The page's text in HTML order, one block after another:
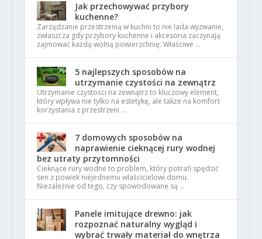
Jak przechowywać przybory
kuchenne?
Zarządzanie przestrzenią w kuchni to nie lada wyzwanie,
zwłaszcza gdy przybory kuchenne i akcesoria zaczynają
zajmować każdą wolną powierzchnię. Właściwe …
5 najlepszych sposobów na
utrzymanie czystości na zewnątrz
Utrzymanie czystości na zewnątrz to kluczowy element,
który wpływa nie tylko na estetykę, ale także na komfort
korzystania z przestrzeni …
7 domowych sposobów na
naprawienie cieknącej rury wodnej
bez utraty przytomności
Cieknące rury wodne to problem, który potrafi spędzić
sen z powiek niejednemu właścicielowi domu.
Niezależnie od tego, czy spowodowane są …
Panele imitujące drewno: jak
rozpoznać naturalny wygląd i
wybrać trwały materiał do wnętrza